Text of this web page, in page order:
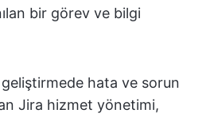
bir görev ve bilgi
geliştirmede hata ve sorun
Jira hizmet yönetimi,